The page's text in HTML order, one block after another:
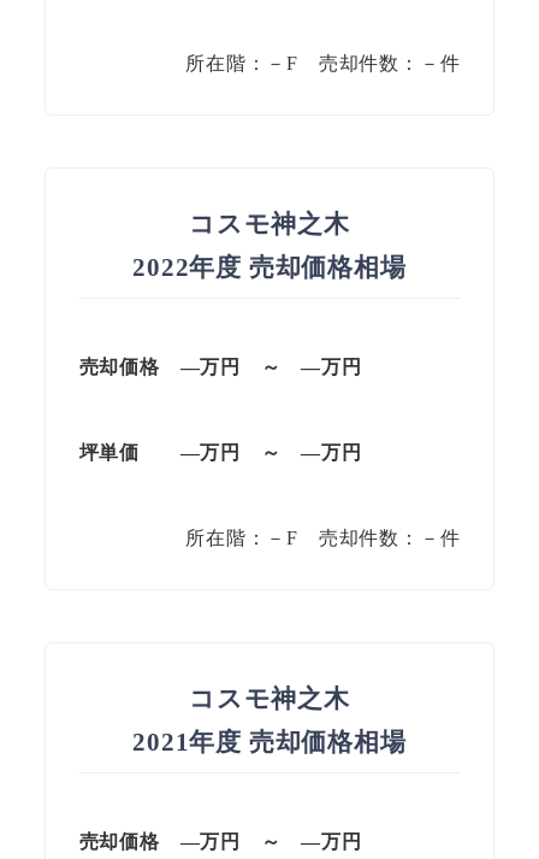
所在階：－F 売却件数：－件
コスモ神之木
2022年度 売却価格相場
売却価格 —万円 ～—万円
坪単価 —万円 ～—万円
所在階：－F 売却件数：－件
コスモ神之木
2021年度 売却価格相場
売却価格 —万円 ～—万円